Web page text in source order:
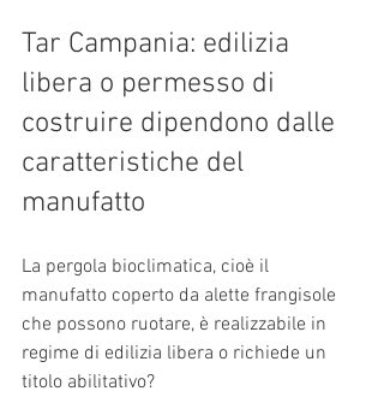
Tar Campania: edilizia
libera o permesso di
costruire dipendono dalle
caratteristiche del
manufatto
La pergola bioclimatica, cioè il
manufatto coperto da alette frangisole
che possono ruotare, è realizzabile in
regime di edilizia libera o richiede un
titolo abilitativo?